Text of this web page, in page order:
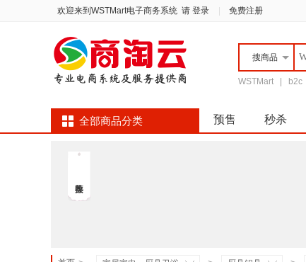
欢迎来到WSTMart电子商务系统 请 登录 免费注册
搜商品
WSTMart b2c
全部商品分类 预售 秒杀